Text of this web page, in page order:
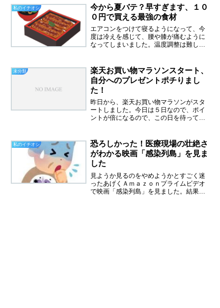
ました。その中でもわかりやすかったの
が、経済評論家馬淵...
私のイチオシ
今から夏バテ？早すぎます、１０
０円で買える最強の食材
エアコンをつけて寝るようになって、今
度は冷えを感じて、腰や膝が痛むように
なってしまいました。温度調整は難しい
ることもあります。早くも、夏バテ？日
本の夏は、いつからこんな...
未分類
楽天お買い物マラソンスタート、
自分へのプレゼントポチりまし
た！
昨日から、楽天お買い物マラソンがスタ
ートしました。今日は５日なので、ポイ
ントが倍になるので、この日を待ってい
ーバーさんの動画を見て、これはいいか
も！と思って狙っていたの...
私のイチオシ
恐ろしかった！医療現場の壮絶さ
がわかる映画「感染列島」を見ま
した
見ようか見るのをやめようかとすごく迷
ったあげくＡｍａｚｏｎプライムビデオ
で映画「感染列島」を見ました。結果的